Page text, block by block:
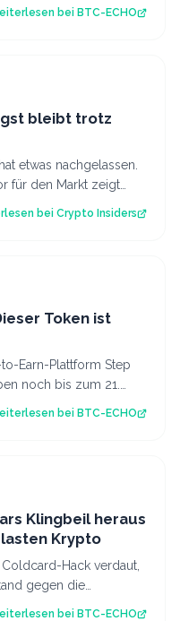
und inst…
bei BTC-ECHO
bleibt trotz
etwas nachgelassen.
für den Markt zeigt
bei Crypto Insiders
Token ist
Earn-Plattform Step
noch bis zum 21.
bei BTC-ECHO
Klingbeil heraus
Krypto
Hack verdaut,
gegen die
bei BTC-ECHO